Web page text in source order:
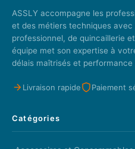
ASSLY accompagne les
et des métiers techniques
professionnel, de quincaillerie
équipe met son expertise à
délais maîtrisés et
Livraison rapide Paiement
Catégories